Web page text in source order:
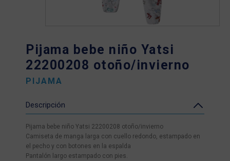
Pijama bebe niño Yatsi
22200208 otoño/invierno
PIJAMA
Descripción
Pijama bebe niño Yatsi 22200208 otoño/invierno
Camiseta de manga larga con cuello redondo, estampado en
el pecho y con botones en la espalda
Pantalón largo estampado con pies.